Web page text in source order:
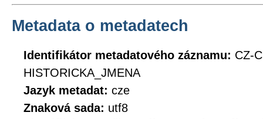
Metadata o metadatech
Identifikátor metadatového záznamu: CZ-
HISTORICKA_JMENA
Jazyk metadat: cze
Znaková sada: utf8